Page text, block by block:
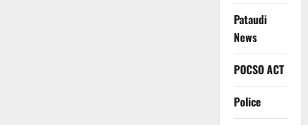
Pataudi
News
POCSO ACT
Police